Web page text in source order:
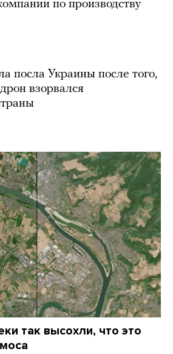
по производству
посла Украины после того,
взорвался
так высохли, что это